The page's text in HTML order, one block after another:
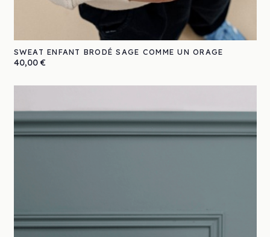
SWEAT ENFANT BRODÉ SAGE COMME UN ORAGE
Prix
40,00 €